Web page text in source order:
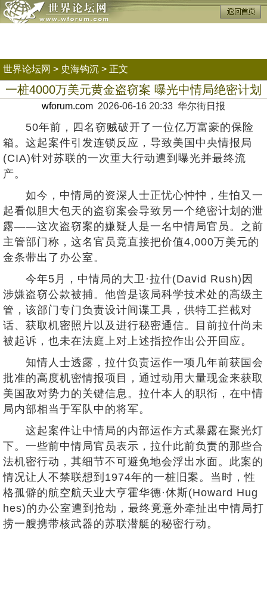
世界论坛网 > 史海钩沉 > 正文
一桩4000万美元黄金盗窃案 曝光中情局绝密计划
wforum.com 2026-06-16 20:33 华尔街日报
50年前，四名窃贼破开了一位亿万富豪的保险
箱。这起案件引发连锁反应，导致美国中央情报局
(CIA)针对苏联的一次重大行动遭到曝光并最终流
产。
如今，中情局的资深人士正忧心忡忡，生怕又一
起看似胆大包天的盗窃案会导致另一个绝密计划的泄
露——这次盗窃案的嫌疑人是一名中情局官员。之前
主管部门称，这名官员竟直接把价值4,000万美元的
金条带出了办公室。
今年5月，中情局的大卫·拉什(David Rush)因
涉嫌盗窃公款被捕。他曾是该局科学技术处的高级主
管，该部门专门负责设计间谍工具，供特工拦截对
话、获取机密照片以及进行秘密通信。目前拉什尚未
被起诉，也未在法庭上对上述指控作出公开回应。
知情人士透露，拉什负责运作一项几年前获国会
批准的高度机密情报项目，通过动用大量现金来获取
美国敌对势力的关键信息。拉什本人的职衔，在中情
局内部相当于军队中的将军。
这起案件让中情局的内部运作方式暴露在聚光灯
下。一些前中情局官员表示，拉什此前负责的那些合
法机密行动，其细节不可避免地会浮出水面。此案的
情况让人不禁联想到1974年的一桩旧案。当时，性
格孤僻的航空航天业大亨霍华德·休斯(Howard Hug
hes)的办公室遭到抢劫，最终竟意外牵扯出中情局打
捞一艘携带核武器的苏联潜艇的秘密行动。